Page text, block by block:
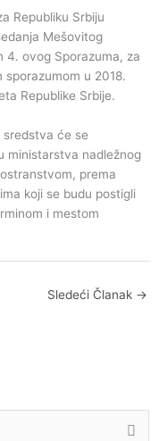
Republiku Srbiju
Mešovitog
4. ovog Sporazuma, za
u 2018.
Republike Srbije.
sredstva će se
ministarstva nadležnog
prema
koji se budu postigli
i mestom
Sledeći Članak →